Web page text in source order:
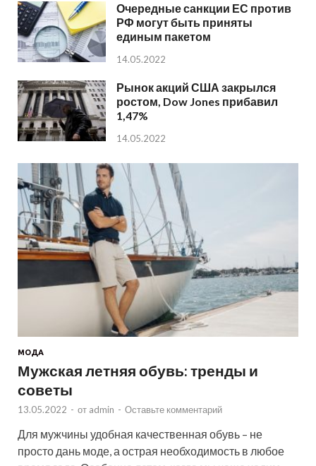
Очередные санкции ЕС против
РФ могут быть приняты
единым пакетом
14.05.2022
Рынок акций США закрылся
ростом, Dow Jones прибавил
1,47%
14.05.2022
МОДА
Мужская летняя обувь: тренды и
советы
13.05.2022 - от admin - Оставьте комментарий
Для мужчины удобная качественная обувь – не
просто дань моде, а острая необходимость в любое